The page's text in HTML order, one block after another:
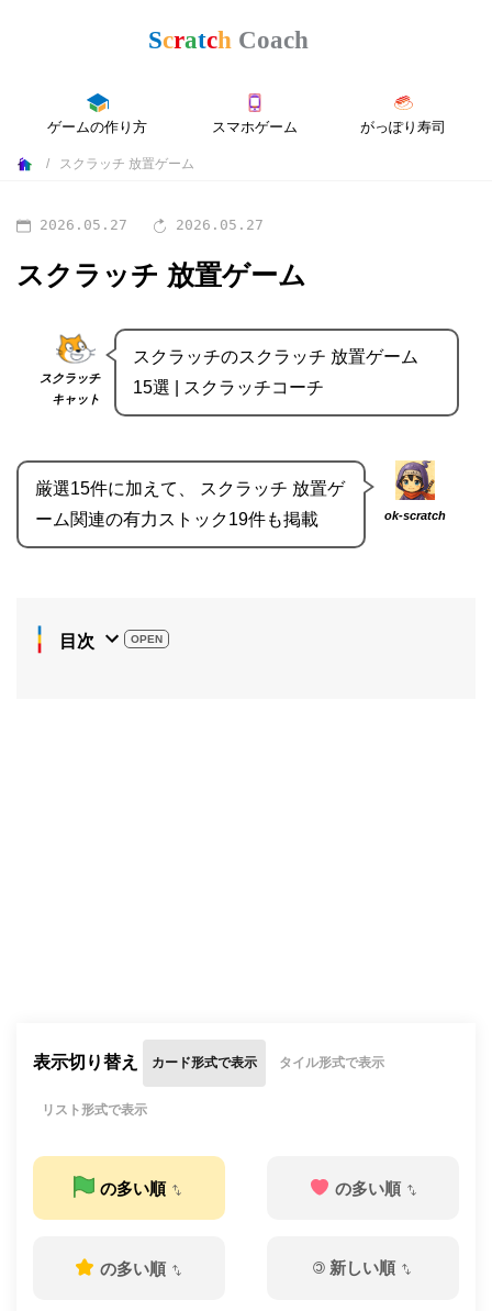
ゲームの作り方 スマホゲーム がっぽり寿司
スクラッチ 放置ゲーム
2026.05.27 2026.05.27
スクラッチ 放置ゲーム
スクラッチ
キャット
スクラッチのスクラッチ 放置ゲーム
15選 | スクラッチコーチ
ok-scratch
厳選15件に加えて、 スクラッチ 放置ゲ
ーム関連の有力ストック19件も掲載
目次
表示切り替え カード形式で表示 タイル形式で表示
リスト形式で表示
の多い順 の多い順
の多い順 © 新しい順